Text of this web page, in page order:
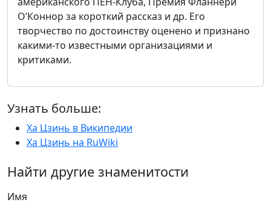
О’Коннор за короткий рассказ и др. Его
творчество по достоинству оценено и признано
какими-то известными организациями и
критиками.
Узнать больше:
Ха Цзинь в Википедии
Ха Цзинь на RuWiki
Найти другие знаменитости
Имя